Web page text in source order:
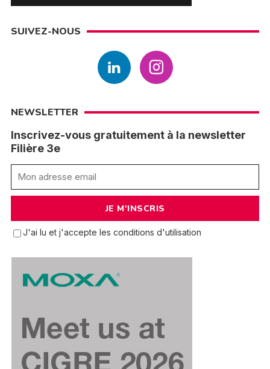
SUIVEZ-NOUS
NEWSLETTER
Inscrivez-vous gratuitement à la newsletter
Filière 3e
J'ai lu et j'accepte les conditions d'utilisation